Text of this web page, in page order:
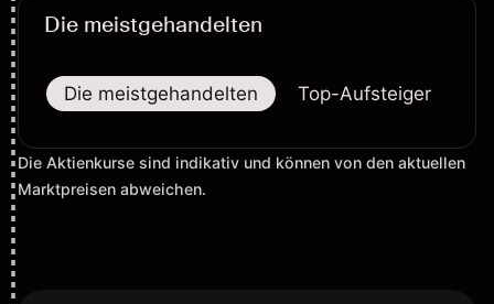
Die meistgehandelten
Die meistgehandelten Top-Aufsteiger
Die Aktienkurse sind indikativ und können von den aktuellen
Marktpreisen abweichen.